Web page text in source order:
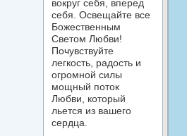
вокруг себя, вперед
себя. Освещайте все
Божественным
Светом Любви!
Почувствуйте
легкость, радость и
огромной силы
мощный поток
Любви, который
льется из вашего
сердца.